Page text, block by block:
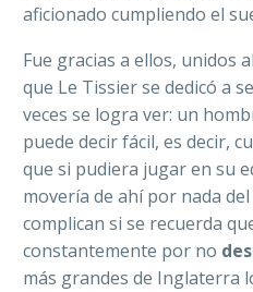
aficionado cumpliendo el
Fue gracias a ellos, unidos
que Le Tissier se dedicó a
veces se logra ver: un
puede decir fácil, es decir,
que si pudiera jugar en su
movería de ahí por nada
complican si se recuerda
constantemente por no
más grandes de Inglaterra